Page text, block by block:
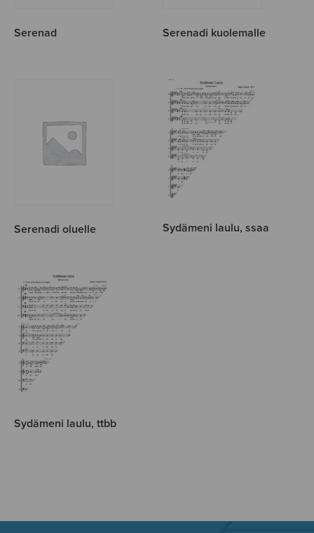
Serenad Serenadi kuolemalle
Serenadi oluelle Sydämeni laulu, ssaa
Sydämeni laulu, ttbb